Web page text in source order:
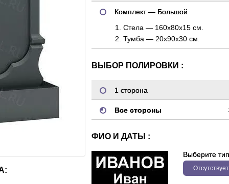
Комплект — Большой
1. Стела — 160x80x15 см.
2. Тумба — 20x90x30 см.
ВЫБОР ПОЛИРОВКИ :
1 сторона
Все стороны
ФИО И ДАТЫ :
Выберите тип
Отсутствует